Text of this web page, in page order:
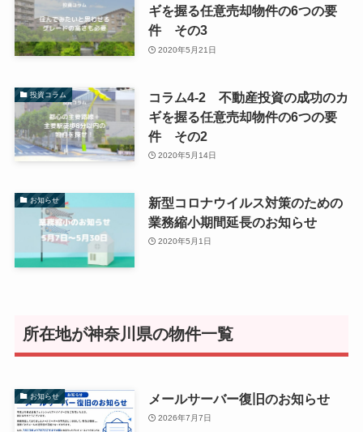
ギを握る任意売却物件の6つの要
件 その3
2020年5月21日
投資コラム
コラム4-2 不動産投資の成功のカ
ギを握る任意売却物件の6つの要
件 その2
2020年5月14日
お知らせ
新型コロナウイルス対策のための
業務縮小期間延長のお知らせ
2020年5月1日
所在地が神奈川県の物件一覧
お知らせ メールサーバー復旧のお知らせ
2026年7月7日